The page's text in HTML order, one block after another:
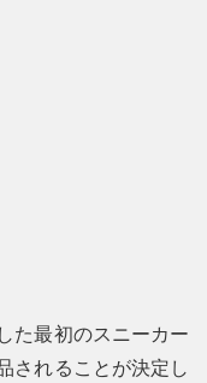
た最初のスニーカー
されることが決定し